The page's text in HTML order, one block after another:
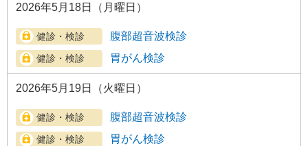
2026年5月18日（月曜日）
腹部超音波検診
胃がん検診
2026年5月19日（火曜日）
腹部超音波検診
胃がん検診